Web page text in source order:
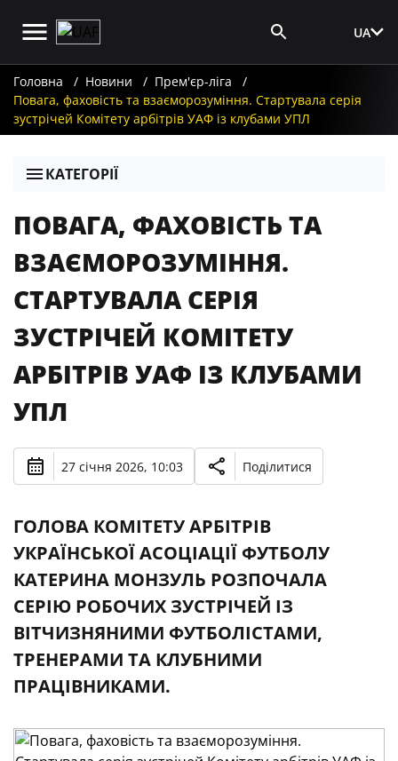
UA
Головна Новини
Прем'єр-ліга
Повага, фаховість та взаєморозуміння. Стартувала серія
зустрічей Комітету арбітрів УАФ із клубами УПЛ
КАТЕГОРІЇ
ПОВАГА, ФАХОВІСТЬ ТА
ВЗАЄМОРОЗУМІННЯ.
СТАРТУВАЛА СЕРІЯ
ЗУСТРІЧЕЙ КОМІТЕТУ
АРБІТРІВ УАФ ІЗ КЛУБАМИ
УПЛ
27 січня 2026, 10:03 Поділитися
ГОЛОВА КОМІТЕТУ АРБІТРІВ
УКРАЇНСЬКОЇ АСОЦІАЦІЇ ФУТБОЛУ
КАТЕРИНА МОНЗУЛЬ РОЗПОЧАЛА
СЕРІЮ РОБОЧИХ ЗУСТРІЧЕЙ ІЗ
ВІТЧИЗНЯНИМИ ФУТБОЛІСТАМИ,
ТРЕНЕРАМИ ТА КЛУБНИМИ
ПРАЦІВНИКАМИ.